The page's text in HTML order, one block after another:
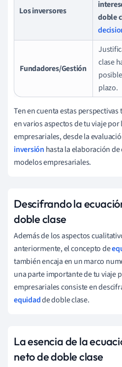
Los inversores
doble
Fundadores/Gestión
clase
plazo.
Ten en cuenta estas
en varios aspectos de tu viaje
empresariales, desde la
inversión hasta la elaboración
modelos empresariales.
Descifrando la
doble clase
Además de los aspectos
anteriormente, el concepto de
también encaja en un marco
una parte importante de tu viaje
empresariales consiste en
equidadde doble clase.
La esencia de la
neto de doble clase